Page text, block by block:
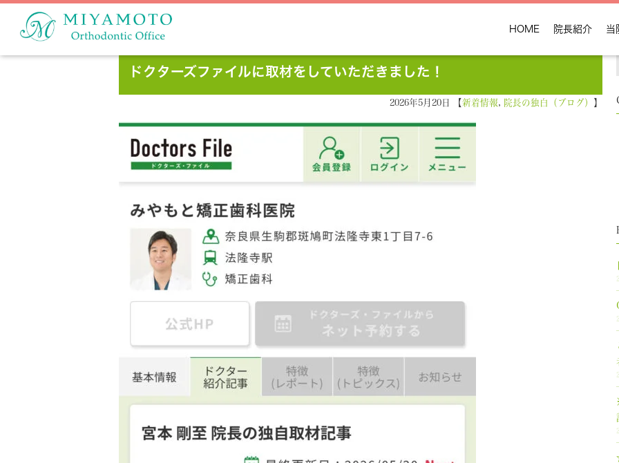
HOME 院長紹介 当
ドクターズファイルに取材をしていただきました！
2026年5月20日 【新着情報, 院長の独白（ブログ） 】